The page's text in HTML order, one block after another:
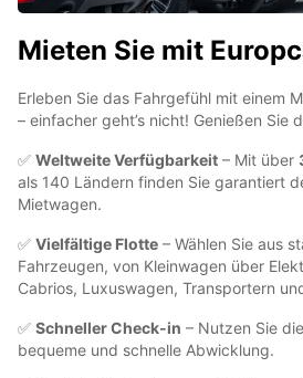
Mieten Sie mit
Erleben Sie das Fahrgefühl mit einem
– einfacher geht’s nicht! Genießen Sie
✅ Weltweite Verfügbarkeit – Mit über
als 140 Ländern finden Sie garantiert
Mietwagen.
✅ Vielfältige Flotte – Wählen Sie aus
Fahrzeugen, von Kleinwagen über
Cabrios, Luxuswagen, Transportern
✅ Schneller Check-in – Nutzen Sie die
bequeme und schnelle Abwicklung.